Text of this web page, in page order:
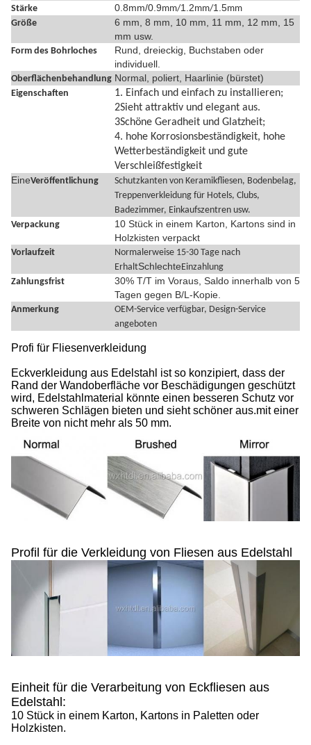
Stärke 0.8mm/0.9mm/1.2mm/1.5mm
Größe
6 mm, 8 mm, 10 mm, 11 mm, 12 mm, 15
mm usw.
Form des Bohrloches
Rund, dreieckig, Buchstaben oder
individuell.
Oberflächenbehandlung Normal, poliert, Haarlinie (bürstet)
Eigenschaften
1. Einfach und einfach zu installieren;
2Sieht attraktiv und elegant aus.
3Schöne Geradheit und Glatzheit;
4. hohe Korrosionsbeständigkeit, hohe
Wetterbeständigkeit und gute
Verschleißfestigkeit
EineVeröffentlichung
Schutzkanten von Keramikfliesen, Bodenbelag,
Treppenverkleidung für Hotels, Clubs,
Badezimmer, Einkaufszentren usw.
Verpackung
10 Stück in einem Karton, Kartons sind in
Holzkisten verpackt
Vorlaufzeit
Normalerweise 15-30 Tage nach
ErhaltSchlechteEinzahlung
Zahlungsfrist
30% T/T im Voraus, Saldo innerhalb von 5
Tagen gegen B/L-Kopie.
Anmerkung
OEM-Service verfügbar, Design-Service
angeboten
Profi für Fliesenverkleidung
Eckverkleidung aus Edelstahl ist so konzipiert, dass der
Rand der Wandoberfläche vor Beschädigungen geschützt
wird, Edelstahlmaterial könnte einen besseren Schutz vor
schweren Schlägen bieten und sieht schöner aus.mit einer
Breite von nicht mehr als 50 mm.
Profil für die Verkleidung von Fliesen aus Edelstahl
Einheit für die Verarbeitung von Eckfliesen aus
Edelstahl:
10 Stück in einem Karton, Kartons in Paletten oder
Holzkisten.